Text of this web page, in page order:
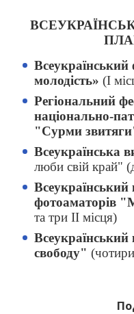
Всеукраїнський
молодість» (І
Регіональний
національно-
"Сурми
Всеукраїнська
люби свій край"
фотоаматорів
та три ІІ місця)
свободу" (чотири